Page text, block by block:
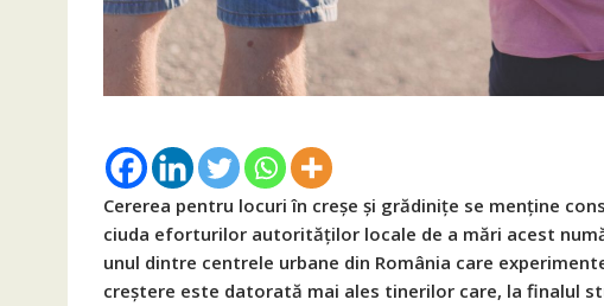
Cererea pentru locuri în creșe și grădinițe se menține
ciuda eforturilor autorităților locale de a mări acest
unul dintre centrele urbane din România care
creștere este datorată mai ales tinerilor care, la finalul